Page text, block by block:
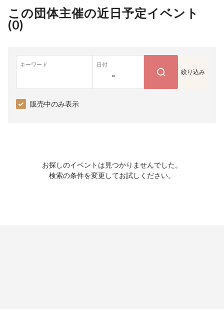
この団体主催の近日予定イベント
(0)
キーワード 日付
~ 絞り込み
販売中のみ表示
お探しのイベントは見つかりませんでした。
検索の条件を変更してお試しください。